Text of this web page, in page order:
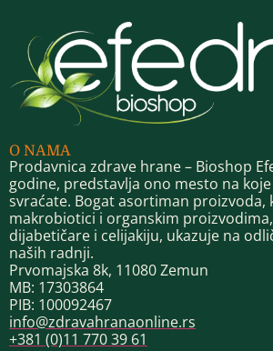
O NAMA
Prodavnica zdrave hrane – Bioshop
godine, predstavlja ono mesto na
svraćate. Bogat asortiman proizvoda,
makrobiotici i organskim
dijabetičare i celijakiju, ukazuje na
naših radnji.
Prvomajska 8k, 11080 Zemun
MB: 17303864
PIB: 100092467
info@zdravahranaonline.rs
+381 (0)11 770 39 61